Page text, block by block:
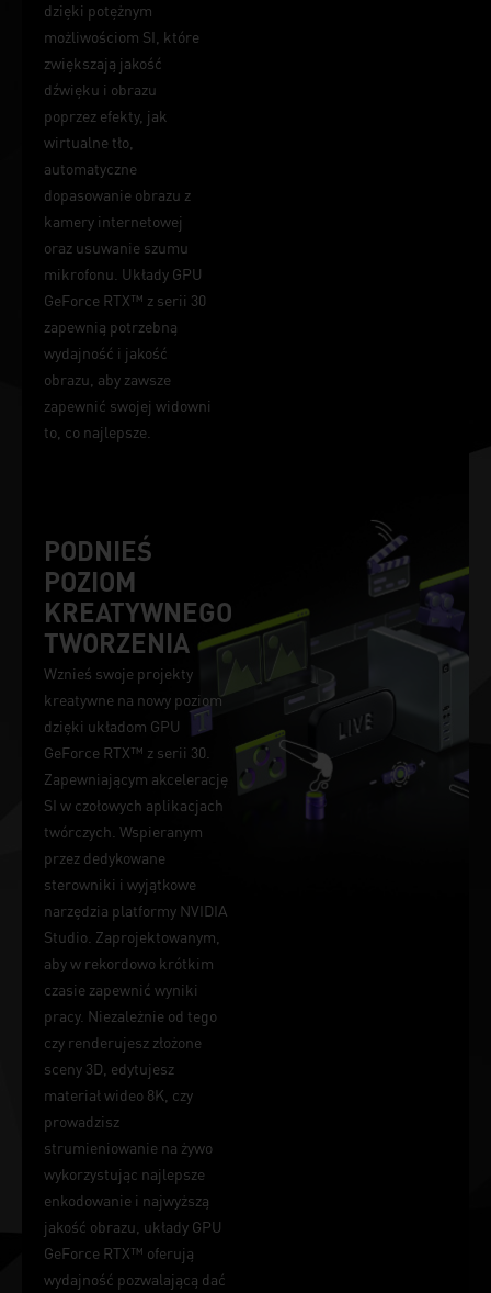
dzięki potężnym
możliwościom SI, które
zwiększają jakość
dźwięku i obrazu
poprzez efekty, jak
wirtualne tło,
automatyczne
dopasowanie obrazu z
kamery internetowej
oraz usuwanie szumu
mikrofonu. Układy GPU
GeForce RTX™ z serii 30
zapewnią potrzebną
wydajność i jakość
obrazu, aby zawsze
zapewnić swojej widowni
to, co najlepsze.
PODNIEŚ
POZIOM
KREATYWNEGO
TWORZENIA
Wznieś swoje projekty
kreatywne na nowy poziom
dzięki układom GPU
GeForce RTX™ z serii 30.
Zapewniającym akcelerację
SI w czołowych aplikacjach
twórczych. Wspieranym
przez dedykowane
sterowniki i wyjątkowe
narzędzia platformy NVIDIA
Studio. Zaprojektowanym,
aby w rekordowo krótkim
czasie zapewnić wyniki
pracy. Niezależnie od tego
czy renderujesz złożone
sceny 3D, edytujesz
materiał wideo 8K, czy
prowadzisz
strumieniowanie na żywo
wykorzystując najlepsze
enkodowanie i najwyższą
jakość obrazu, układy GPU
GeForce RTX™ oferują
wydajność pozwalającą dać